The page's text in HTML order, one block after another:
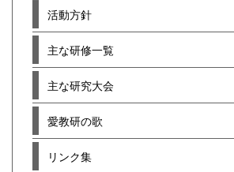
活動方針
主な研修一覧
主な研究大会
愛教研の歌
リンク集